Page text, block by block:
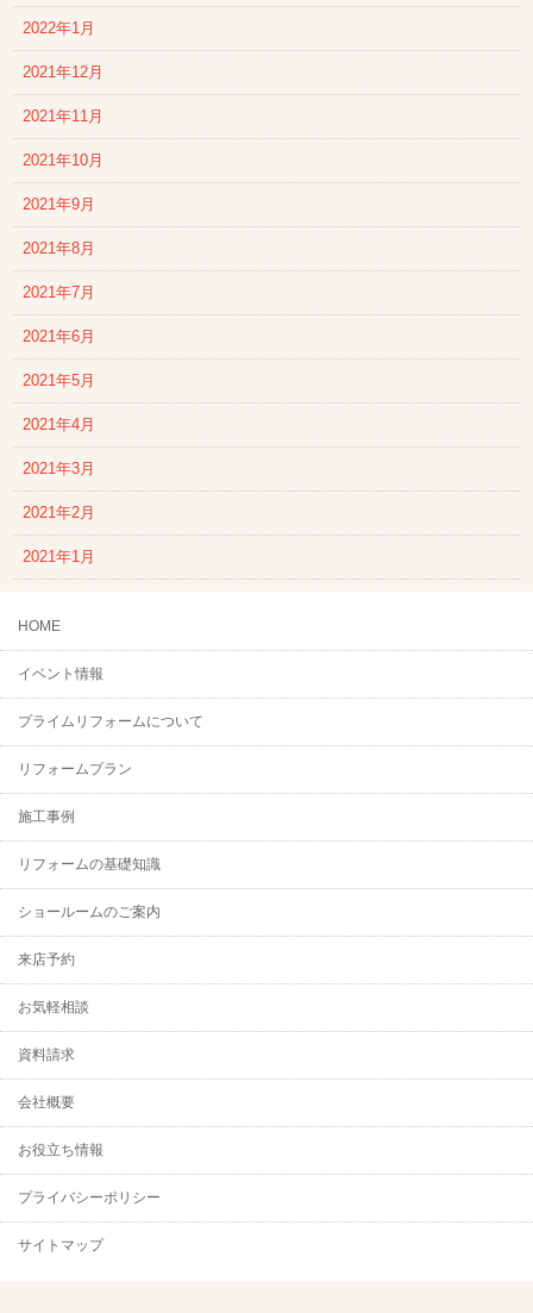
2022年1月
2021年12月
2021年11月
2021年10月
2021年9月
2021年8月
2021年7月
2021年6月
2021年5月
2021年4月
2021年3月
2021年2月
2021年1月
HOME
イベント情報
プライムリフォームについて
リフォームプラン
施工事例
リフォームの基礎知識
ショールームのご案内
来店予約
お気軽相談
資料請求
会社概要
お役立ち情報
プライバシーポリシー
サイトマップ